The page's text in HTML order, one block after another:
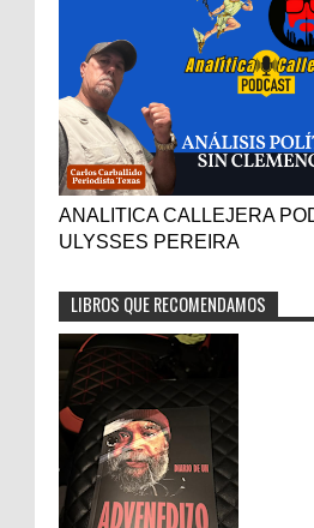
ANALITICA CALLEJERA
ULYSSES PEREIRA
LIBROS QUE RECOMENDAMOS